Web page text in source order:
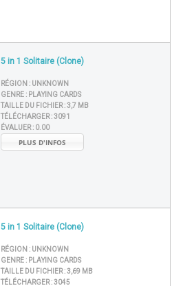
5 in 1 Solitaire (Clone)
RÉGION : UNKNOWN
GENRE : PLAYING CARDS
TAILLE DU FICHIER :3,7 MB
TÉLÉCHARGER :3091
ÉVALUER : 0.00
PLUS D'INFOS
5 in 1 Solitaire (Clone)
RÉGION : UNKNOWN
GENRE : PLAYING CARDS
TAILLE DU FICHIER :3,69 MB
TÉLÉCHARGER :3045